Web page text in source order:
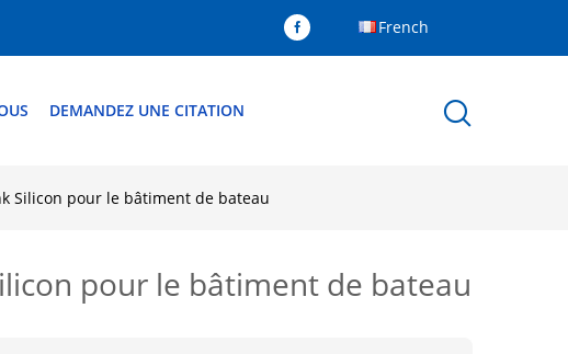
French
DEMANDEZ UNE CITATION
Silicon pour le bâtiment de bateau
pour le bâtiment de bateau